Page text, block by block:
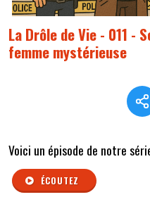
La Drôle de Vie - 011 -
femme mystérieuse
Voici un épisode de notre
ÉCOUTEZ